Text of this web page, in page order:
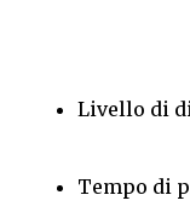
Livello di
Tempo di